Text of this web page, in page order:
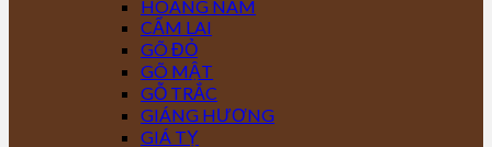
HOÀNG NAM
CẨM LAI
GÕ ĐỎ
GÕ MẬT
GỖ TRẮC
GIÁNG HƯƠNG
GIÁ TỴ